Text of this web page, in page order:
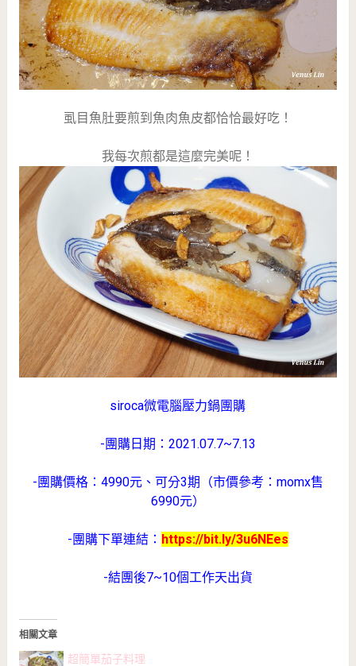
虱目魚肚要煎到魚肉魚皮都恰恰最好吃！
我每次煎都是這麼完美呢！
siroca微電腦壓力鍋團購
-團購日期：2021.07.7~7.13
-團購價格：4990元、可分3期（市價參考：momx售
6990元）
-團購下單連結： https://bit.ly/3u6NEes
-結團後7~10個工作天出貨
相關文章
超簡單茄子料理